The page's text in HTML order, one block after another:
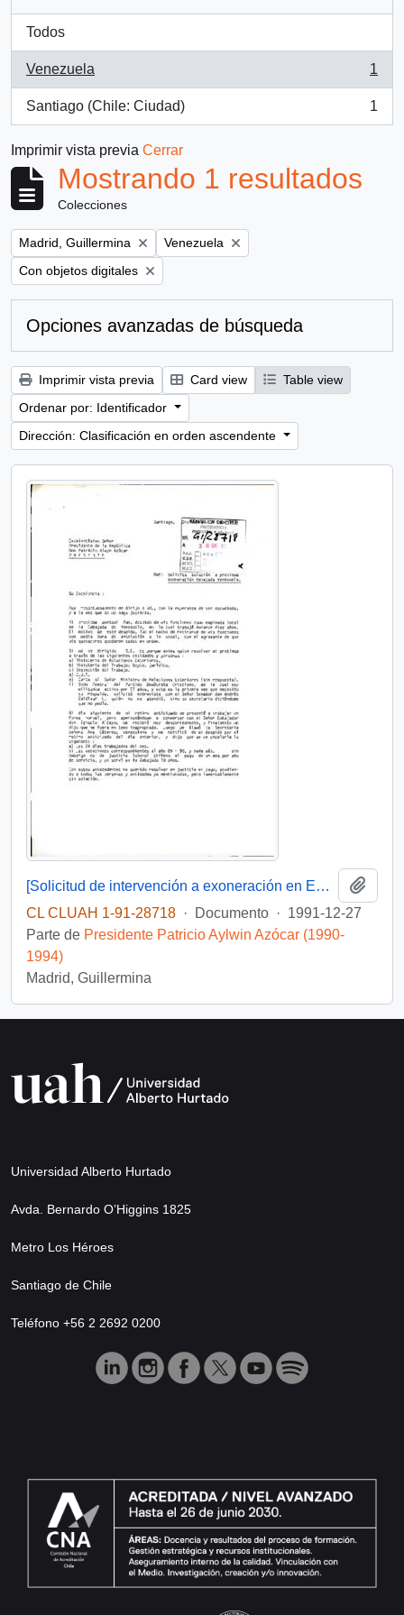
Todos
Venezuela
, 1 resultados
1
Santiago (Chile: Ciudad)
, 1 resultados
1
Imprimir vista previa Cerrar
Mostrando 1 resultados
Colecciones
Remove filter:
Madrid, Guillermina Remove filter:
Venezuela
Remove filter:
Con objetos digitales
Opciones avanzadas de búsqueda
Imprimir vista previa Card view
Table view
Ordenar por: Identificador
Dirección: Clasificación en orden ascendente
[Solicitud de intervención a exoneración en Embajada de Venezuela dirigida al Presidente Patricio Aylwin]
CL CLUAH 1-91-28718 · Documento · 1991-12-27
Parte de Presidente Patricio Aylwin Azócar (1990-
1994)
Madrid, Guillermina
Universidad Alberto Hurtado
Avda. Bernardo O’Higgins 1825
Metro Los Héroes
Santiago de Chile
Teléfono +56 2 2692 0200